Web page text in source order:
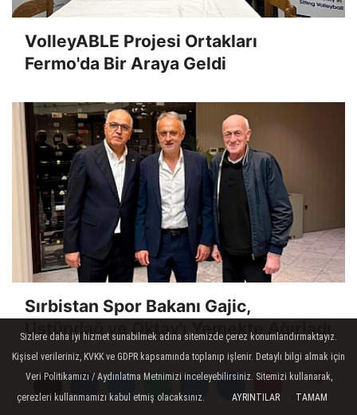
Yorumlar
Yorumlar
VolleyABLE Projesi Ortakları
Fermo'da Bir Araya Geldi
Sırbistan Spor Bakanı Gajic,
Üstündağ ve Oktay'ı Yemekte Ağırladı
Yorumlar
Sizlere daha iyi hizmet sunabilmek adına sitemizde çerez konumlandırmaktayız.
Kişisel verileriniz, KVKK ve GDPR kapsamında toplanıp işlenir. Detaylı bilgi almak için
Veri Politikamızı / Aydınlatma Metnimizi inceleyebilirsiniz. Sitemizi kullanarak,
çerezleri kullanmamızı kabul etmiş olacaksınız.
AYRINTILAR TAMAM